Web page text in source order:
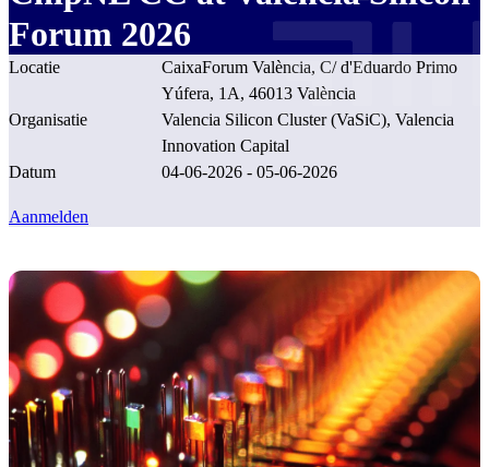
Forum 2026
Locatie
CaixaForum València, C/ d'Eduardo Primo
Yúfera, 1A, 46013 València
Organisatie
Valencia Silicon Cluster (VaSiC), Valencia
Innovation Capital
Datum
04-06-2026 - 05-06-2026
Aanmelden